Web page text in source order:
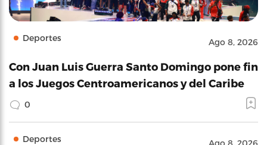
Deportes Ago 8, 2026
Con Juan Luis Guerra Santo Domingo pone fin
a los Juegos Centroamericanos y del Caribe
0
Deportes Ago 8, 2026